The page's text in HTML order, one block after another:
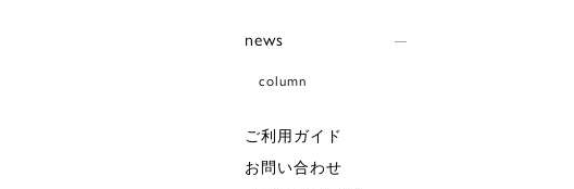
news
column
ご利用ガイド
お問い合わせ